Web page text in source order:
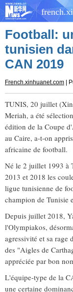
Football:
tunisien
CAN 2019
French.xinhuanet.com |
TUNIS, 20 juillet
Meriah, a été
édition de la Coupe
au Caire, a-t-on
africaine de football.
Né le 2 juillet 1993 à
2013 et 2018 les
ligue tunisienne de
champion de Tunisie
Depuis juillet 2018,
l'Olympiakos,
agressivité et sa rage
des "Aigles de
appréciée par bon
L'équipe-type de la
une certaine